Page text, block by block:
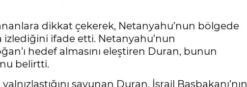
dikkat çekerek, Netanyahu’nun bölgede
ifade etti. Netanyahu’nun
hedef almasını eleştiren Duran, bunun
belirtti.
savunan Duran, İsrail Başbakanı’nın